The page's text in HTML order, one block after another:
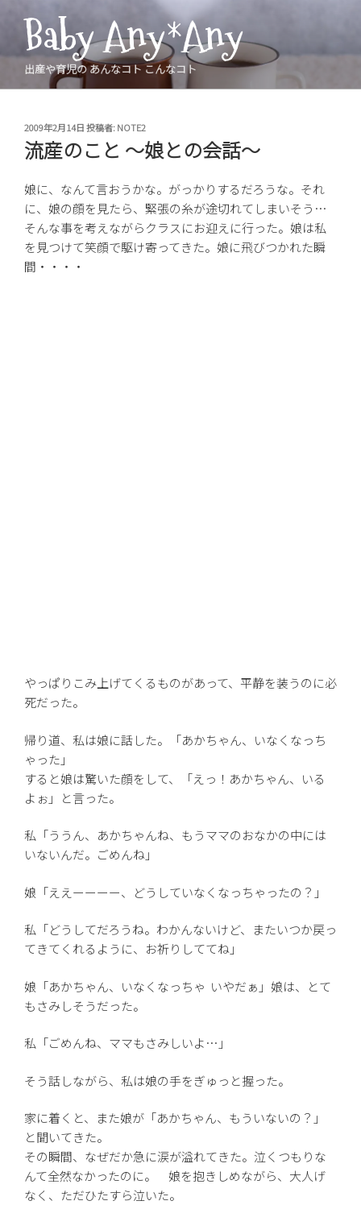
ツ
Baby Any*Any
出産や育児の あんなコト こんなコト
投
稿
日:
2009年2月14日投稿者:NOTE2
流産のこと 〜娘との会話〜
娘に、なんて言おうかな。がっかりするだろうな。それ
に、娘の顔を見たら、緊張の糸が途切れてしまいそう…
そんな事を考えながらクラスにお迎えに行った。娘は私
を見つけて笑顔で駆け寄ってきた。娘に飛びつかれた瞬
間・・・・
やっぱりこみ上げてくるものがあって、平静を装うのに必
死だった。
帰り道、私は娘に話した。「あかちゃん、いなくなっち
ゃった」
すると娘は驚いた顔をして、「えっ！あかちゃん、いる
よぉ」と言った。
私「ううん、あかちゃんね、もうママのおなかの中には
いないんだ。ごめんね」
娘「ええーーーー、どうしていなくなっちゃったの？」
私「どうしてだろうね。わかんないけど、またいつか戻っ
てきてくれるように、お祈りしててね」
娘「あかちゃん、いなくなっちゃ いやだぁ」娘は、とて
もさみしそうだった。
私「ごめんね、ママもさみしいよ…」
そう話しながら、私は娘の手をぎゅっと握った。
家に着くと、また娘が「あかちゃん、もういないの？」
と聞いてきた。
その瞬間、なぜだか急に涙が溢れてきた。泣くつもりな
んて全然なかったのに。 娘を抱きしめながら、大人げ
なく、ただひたすら泣いた。